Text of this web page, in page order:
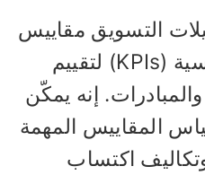
التسويق مقاييس
ومؤشرات الأداء الرئيسية (KPIs) لتقييم
إنه يمكّن
المقاييس المهمة
اكتساب